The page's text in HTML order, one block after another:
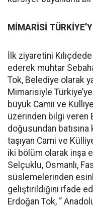
MİMARİSİ
İlk ziyaretini
ederek muhtar
Tok, Belediye olarak
Mimarisiyle
büyük Camii ve
üzerinden bilgi veren
doğusundan
taşıyan Cami ve
iki bölüm olarak inşa
Selçuklu, Osmanlı,
süslemelerinden
geliştirildiğini ifade
Erdoğan Tok, “